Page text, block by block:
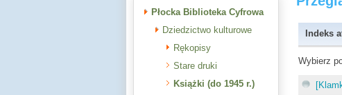
Płocka Biblioteka Cyfrowa
Dziedzictwo kulturowe
Rękopisy
Stare druki
Książki (do 1945 r.)
Indeks
Wybierz